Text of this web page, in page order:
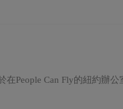
People Can Fly的紐約辦公